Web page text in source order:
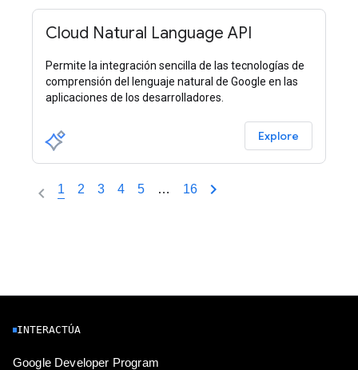
Cloud Natural Language API
Permite la integración sencilla de las tecnologías de
comprensión del lenguaje natural de Google en las
aplicaciones de los desarrolladores.
Explore
1 2 3 4 5 … 16
INTERACTÚA
Google Developer Program